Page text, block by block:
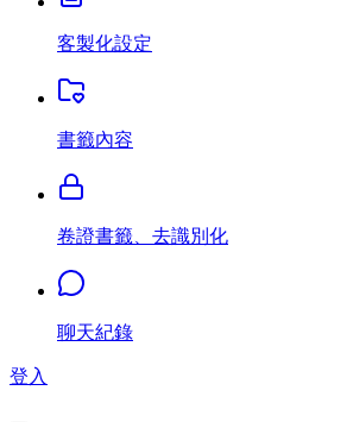
客製化設定
書籤內容
卷證書籤、去識別化
聊天紀錄
登入